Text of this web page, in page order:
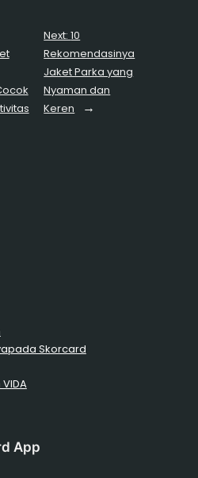
Next:10
Rekomendasinya
Jaket Parka yang
Nyaman dan
Keren
→
Skorcard
App